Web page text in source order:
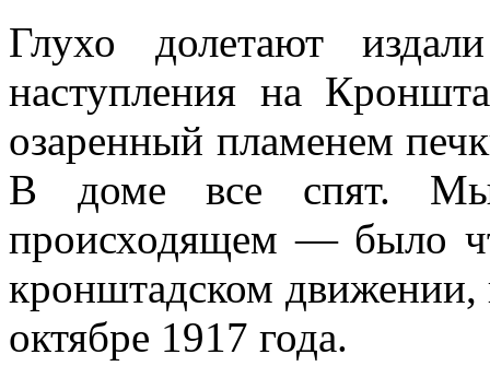
Глухо долетают
наступления на
озаренный пламенем
В доме все спят. Мы
происходящем — было
кронштадском движении,
октябре 1917 года.